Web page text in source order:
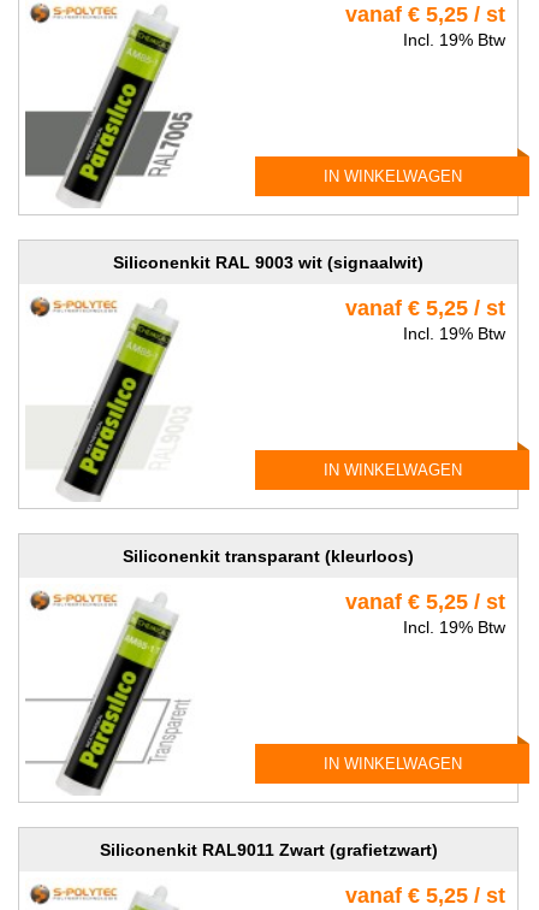
vanaf € 5,25 / st
Incl. 19% Btw
IN WINKELWAGEN
Siliconenkit RAL 9003 wit (signaalwit)
vanaf € 5,25 / st
Incl. 19% Btw
IN WINKELWAGEN
Siliconenkit transparant (kleurloos)
vanaf € 5,25 / st
Incl. 19% Btw
IN WINKELWAGEN
Siliconenkit RAL9011 Zwart (grafietzwart)
vanaf € 5,25 / st